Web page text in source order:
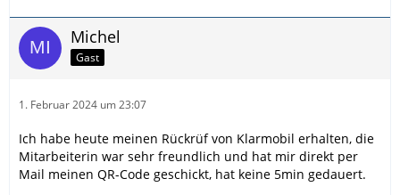
Michel
Gast
1. Februar 2024 um 23:07
Ich habe heute meinen Rückrüf von Klarmobil erhalten, die
Mitarbeiterin war sehr freundlich und hat mir direkt per
Mail meinen QR-Code geschickt, hat keine 5min gedauert.